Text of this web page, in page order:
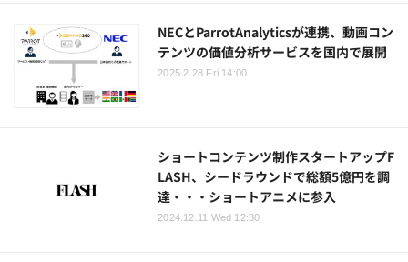
NECとParrotAnalyticsが連携、動画コン
テンツの価値分析サービスを国内で展開
2025.2.28 Fri 14:00
ショートコンテンツ制作スタートアップF
LASH、シードラウンドで総額5億円を調
達・・・ショートアニメに参入
2024.12.11 Wed 12:30